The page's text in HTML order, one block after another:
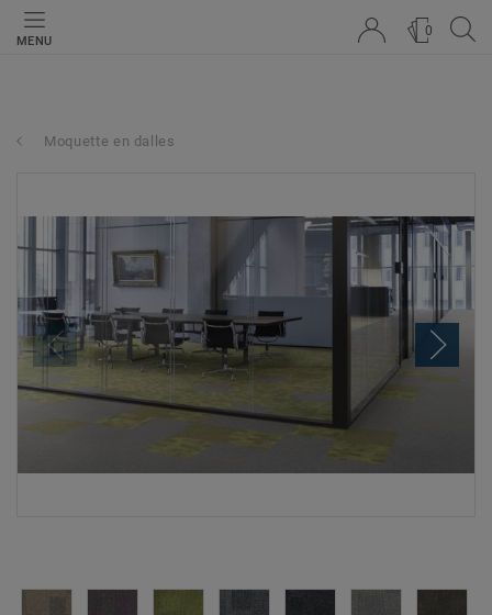
MENU
0
Moquette en dalles